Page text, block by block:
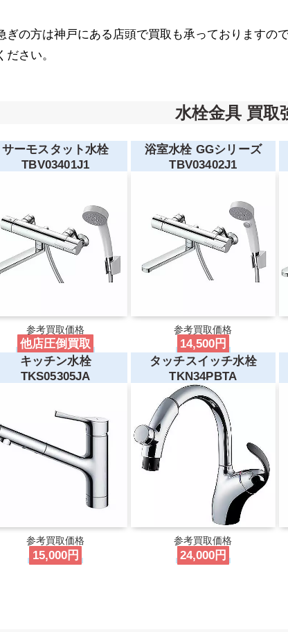
ぎの方は神戸にある店頭で買取も承っておりますの
ださい。
水栓金具 買取
サーモスタット水栓
TBV03401J1
参考買取価格
他店圧倒買取
浴室水栓 GGシリーズ
TBV03402J1
参考買取価格
14,500円
キッチン水栓
TKS05305JA
参考買取価格
15,000円
タッチスイッチ水栓
TKN34PBTA
参考買取価格
24,000円